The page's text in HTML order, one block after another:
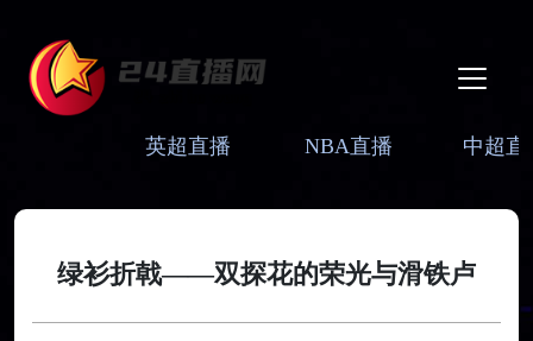
英超直播 NBA直播 中超直
绿衫折戟——双探花的荣光与滑铁卢